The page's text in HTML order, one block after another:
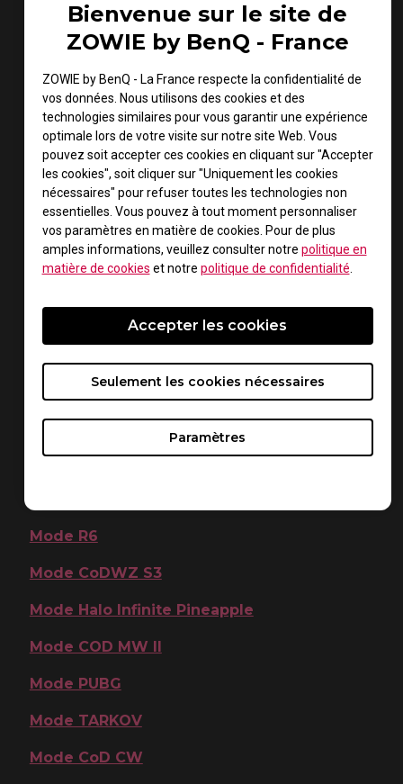
Bienvenue sur le site de
ZOWIE by BenQ - France
ZOWIE by BenQ - La France respecte la confidentialité de
vos données. Nous utilisons des cookies et des
technologies similaires pour vous garantir une expérience
optimale lors de votre visite sur notre site Web. Vous
pouvez soit accepter ces cookies en cliquant sur "Accepter
les cookies", soit cliquer sur "Uniquement les cookies
nécessaires" pour refuser toutes les technologies non
essentielles. Vous pouvez à tout moment personnaliser
vos paramètres en matière de cookies. Pour de plus
amples informations, veuillez consulter notre politique en
matière de cookies et notre politique de confidentialité
Paramètres
Seulement les cookies nécessaires
Accepter les cookies
Suivez-nous sur les réseaux sociaux !
Mode VALORANT
Mode COD Vanguard
Mode CoDWZ Pacific
Mode Overwatch II
Mode R6
Mode CoDWZ S3
Mode Halo Infinite Pineapple
Mode COD MW II
Mode PUBG
Mode TARKOV
Mode CoD CW